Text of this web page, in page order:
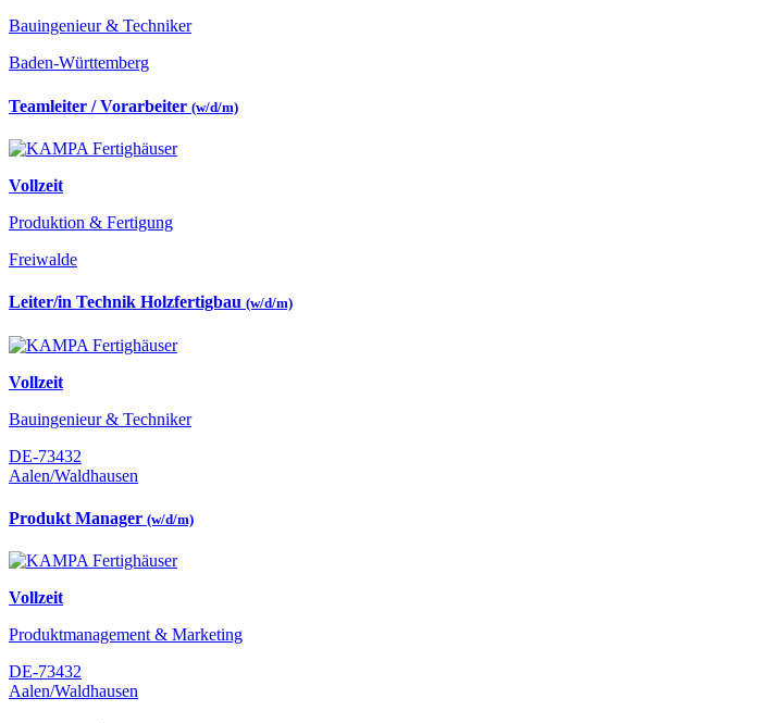
Bauingenieur & Techniker
Baden-Württemberg
Teamleiter / Vorarbeiter (w/d/m)
Vollzeit
Produktion & Fertigung
Freiwalde
Leiter/in Technik Holzfertigbau (w/d/m)
Vollzeit
Bauingenieur & Techniker
DE-73432
Aalen/Waldhausen
Produkt Manager (w/d/m)
Vollzeit
Produktmanagement & Marketing
DE-73432
Aalen/Waldhausen